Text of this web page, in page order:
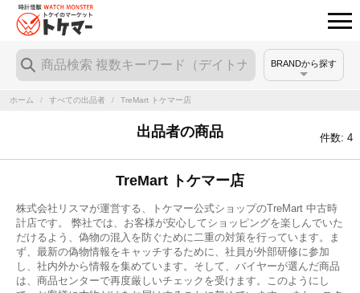
BRANDから探す
ホーム / すべての出品者 / TreMart トケマー店
出品者の商品 件数: 4
TreMart トケマー店
株式会社リスマが運営する、トケマー公式ショップのTreMart 中古時
計店です。 弊社では、お客様が安心してショッピングを楽しんでいた
だけるよう、偽物の混入を防ぐために二重の対策を行っています。ま
ず、最新の偽物情報をキャッチするために、社員が外部研修に参加
し、社内外から情報を集めています。そして、バイヤーが選んだ商品
は、商品センターで再度厳しいチェックを受けます。このようにし